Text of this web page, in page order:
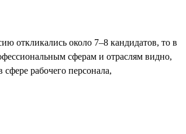
откликались около 7–8 кандидатов, то в
сферам и отраслям видно,
рабочего персонала,